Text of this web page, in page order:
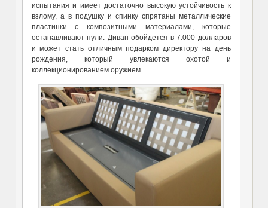
испытания и имеет достаточно высокую устойчивость к
взлому, а в подушку и спинку спрятаны металлические
пластинки с композитными материалами, которые
останавливают пули. Диван обойдется в 7.000 долларов
и может стать отличным подарком директору на день
рождения, который увлекаются охотой и
коллекционированием оружием.